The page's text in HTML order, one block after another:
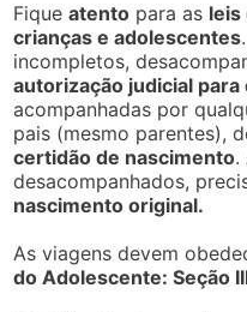
Fiqueatento para as leis
crianças e adolescentes
incompletos,
autorização judicial para
acompanhadas por
pais (mesmo parentes),
certidão de nascimento.
desacompanhados,
nascimento original.
As viagens devem
do Adolescente: Seção